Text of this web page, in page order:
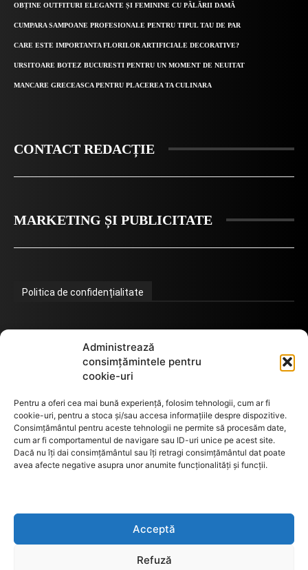
Administrează
consimțămintele pentru
cookie-uri
Pentru a oferi cea mai bună experiență, folosim tehnologii, cum ar fi
cookie-uri, pentru a stoca și/sau accesa informațiile despre dispozitive.
Consimțământul pentru aceste tehnologii ne permite să procesăm date,
cum ar fi comportamentul de navigare sau ID-uri unice pe acest site.
Dacă nu îți dai consimțământul sau îți retragi consimțământul dat poate
avea afecte negative asupra unor anumite funcționalități și funcții.
Acceptă
Refuză
OBȚINE OUTFITURI ELEGANTE ȘI FEMININE CU PĂLĂRII DAMĂ
CUMPARA SAMPOANE PROFESIONALE PENTRU TIPUL TAU DE PAR
CARE ESTE IMPORTANTA FLORILOR ARTIFICIALE DECORATIVE?
URSITOARE BOTEZ BUCURESTI PENTRU UN MOMENT DE NEUITAT
MANCARE GRECEASCA PENTRU PLACEREA TA CULINARA
CONTACT REDACȚIE
MARKETING ȘI PUBLICITATE
Politica de confidențialitate
Termeni de utilizare
GDPR
Anunturi de licitații